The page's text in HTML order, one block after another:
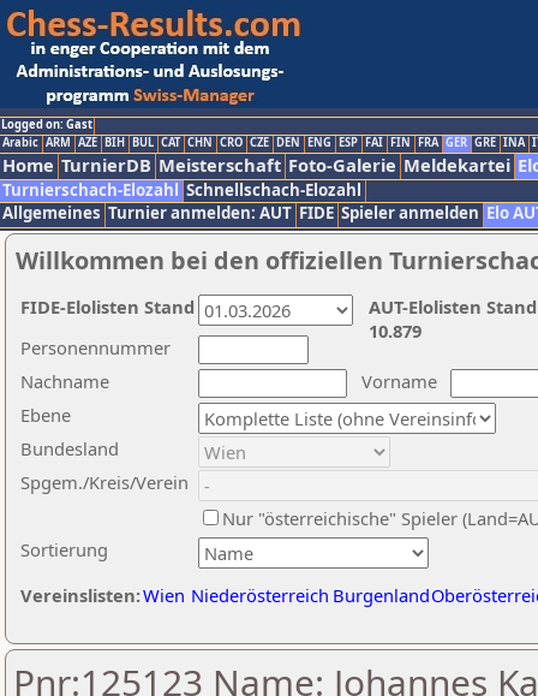
Logged on: Gast
Arabic ARM AZE BIH BUL CAT CHN CRO CZE DEN ENG ESP FAI FIN FRA GER GRE INA
Home TurnierDB Meisterschaft Foto-Galerie Meldekartei
Turnierschach-Elozahl Schnellschach-Elozahl
Allgemeines Turnier anmelden: AUT FIDE Spieler anmelden Elo
Willkommen bei den offiziellen
Nachname
Vorname
Ebene
Sortierung
Personennummer
Bundesland
Spgem./Kreis/Verein
Nur "österreichische" Spieler
Vereinslisten:Wien Niederösterreich Burgenland
AUT-Elolisten
10.879
FIDE-Elolisten Stand
Pnr:125123 Name: Johannes